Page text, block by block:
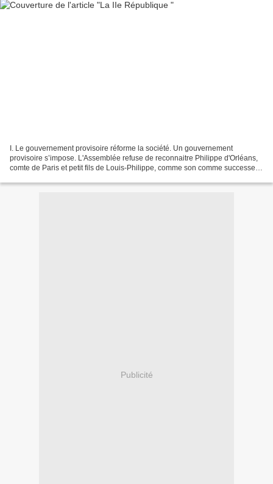
I. Le gouvernement provisoire réforme la société. Un gouvernement
provisoire s’impose. L'Assemblée refuse de reconnaitre Philippe d'Orléans,
comte de Paris et petit fils de Louis-Philippe, comme son comme successeur.
Publicité